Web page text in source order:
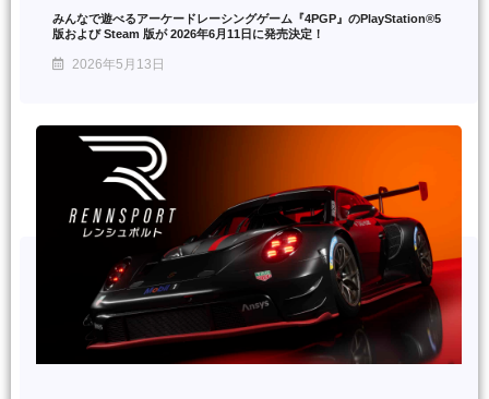
みんなで遊べるアーケードレーシングゲーム『4PGP』のPlayStation®5
版および Steam 版が 2026年6月11日に発売決定！
2026年5月13日